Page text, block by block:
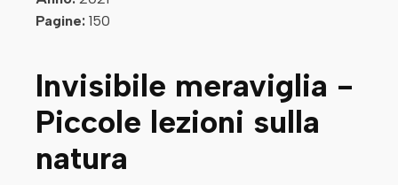
Pagine: 150
Invisibile meraviglia -
Piccole lezioni sulla
natura